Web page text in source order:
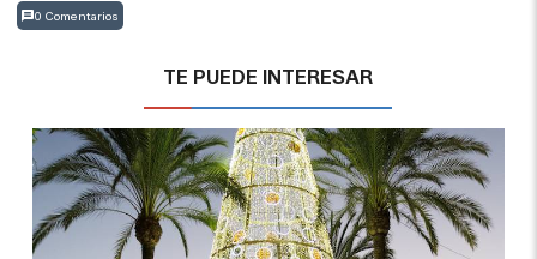
0 Comentarios
TE PUEDE INTERESAR